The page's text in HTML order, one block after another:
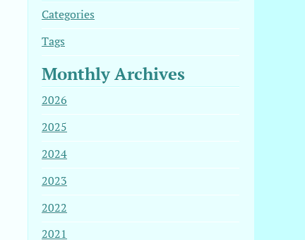
Categories
Tags
Monthly Archives
2026
2025
2024
2023
2022
2021